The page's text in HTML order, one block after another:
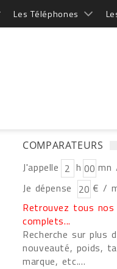
Les Téléphones
COMPARATEURS
J'appelle h
mn
Je dépense
€ /
Retrouvez tous nos
complets...
Recherche sur plus
nouveauté, poids,
marque, etc....